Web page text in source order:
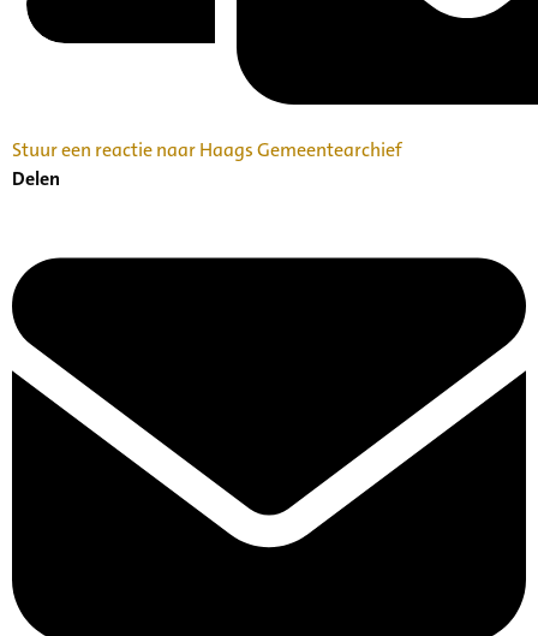
Stuur een reactie naar Haags Gemeentearchief
Delen